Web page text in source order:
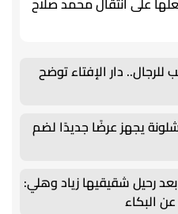
دار الإفتاء توضح
يجهز عرضًا جديدًا لضم
رحيل شقيقيها زياد وهلي:
البكاء